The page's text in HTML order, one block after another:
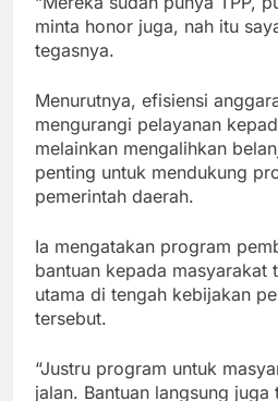
minta honor juga, nah itu
tegasnya.
Menurutnya, efisiensi
mengurangi pelayanan
melainkan mengalihkan
penting untuk mendukung
pemerintah daerah.
Ia mengatakan program
bantuan kepada masyarakat
utama di tengah kebijakan
tersebut.
“Justru program untuk
jalan. Bantuan langsung juga